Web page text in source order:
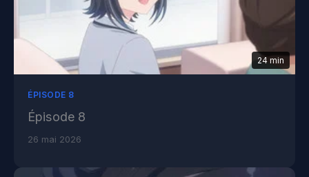
24 min
ÉPISODE 8
Épisode 8
26 mai 2026